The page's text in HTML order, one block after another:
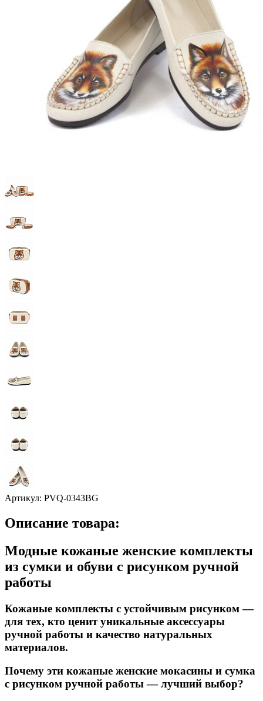
Артикул: PVQ-0343BG
Описание товара:
Модные кожаные женские комплекты
из сумки и обуви с рисунком ручной
работы
Кожаные комплекты с устойчивым рисунком —
для тех, кто ценит уникальные аксессуары
ручной работы и качество натуральных
материалов.
Почему эти кожаные женские мокасины и сумка
с рисунком ручной работы — лучший выбор?